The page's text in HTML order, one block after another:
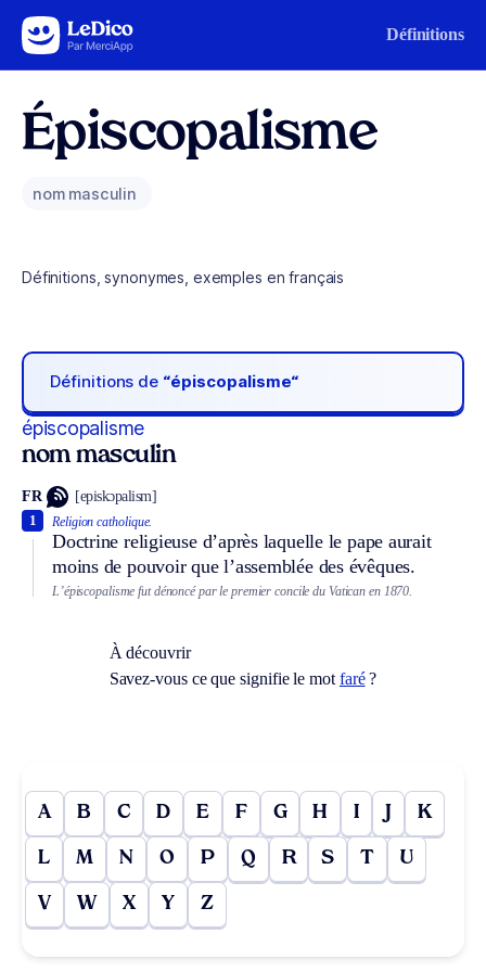
Aller au contenu Définitions
Épiscopalisme
nom masculin
Définitions, synonymes, exemples en français
Définitions de “épiscopalisme“
épiscopalisme
nom masculin
FR [episkɔpalism]
Religion catholique.
Doctrine religieuse d’après laquelle le pape aurait
moins de pouvoir que l’assemblée des évêques.
1
L’épiscopalisme fut dénoncé par le premier concile du Vatican en 1870.
À découvrir
Savez-vous ce que signifie le mot faré?
A B C D E F G H I J K
L M N O P Q R S T U
V W X Y Z